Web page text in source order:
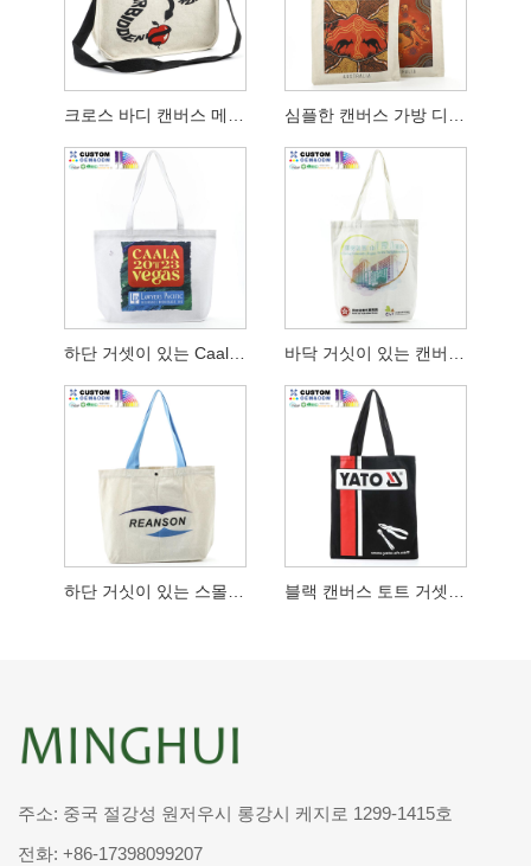
하단 거셋이 있는 Caala 캔버스 백
주소: 중국 절강성 원저우시 롱강시 케지로 1299-1415호
전화: +86-17398099207